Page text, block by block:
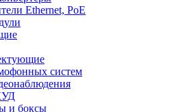
Ethernet, PoE
систем
и боксы